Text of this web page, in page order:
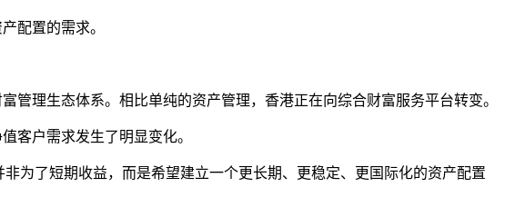
配置的需求。
理生态体系。相比单纯的资产管理，香港正在向综合财富服务平台转变。
客户需求发生了明显变化。
为了短期收益，而是希望建立一个更长期、更稳定、更国际化的资产配置